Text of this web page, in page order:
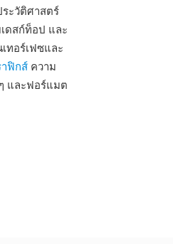
ะวัติศาสตร์
ดสก์ท็อป และ
ทอร์เฟซและ
ฟิกส์ ความ
และฟอร์แมต